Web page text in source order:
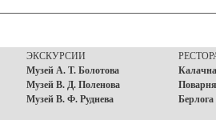
ЭКСКУРСИИ
Музей А. Т. Болотова
Музей В. Д. Поленова
Музей В. Ф. Руднева
Берлога